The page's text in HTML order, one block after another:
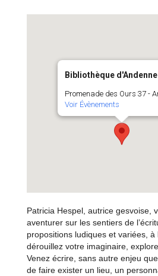
Bibliothèque d'Andenne
Promenade des Ours 37 -
Voir Évènements
Patricia Hespel, autrice gesvoise,
aventurer sur les sentiers de
propositions ludiques et variées, à
dérouillez votre imaginaire,
Venez écrire, sans autre enjeu
de faire exister un lieu, un